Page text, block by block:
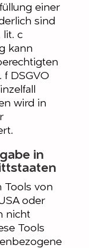
einer
sind
lit. c
kann
f DSGVO
wird in
in
Tools von
oder
nicht
Tools